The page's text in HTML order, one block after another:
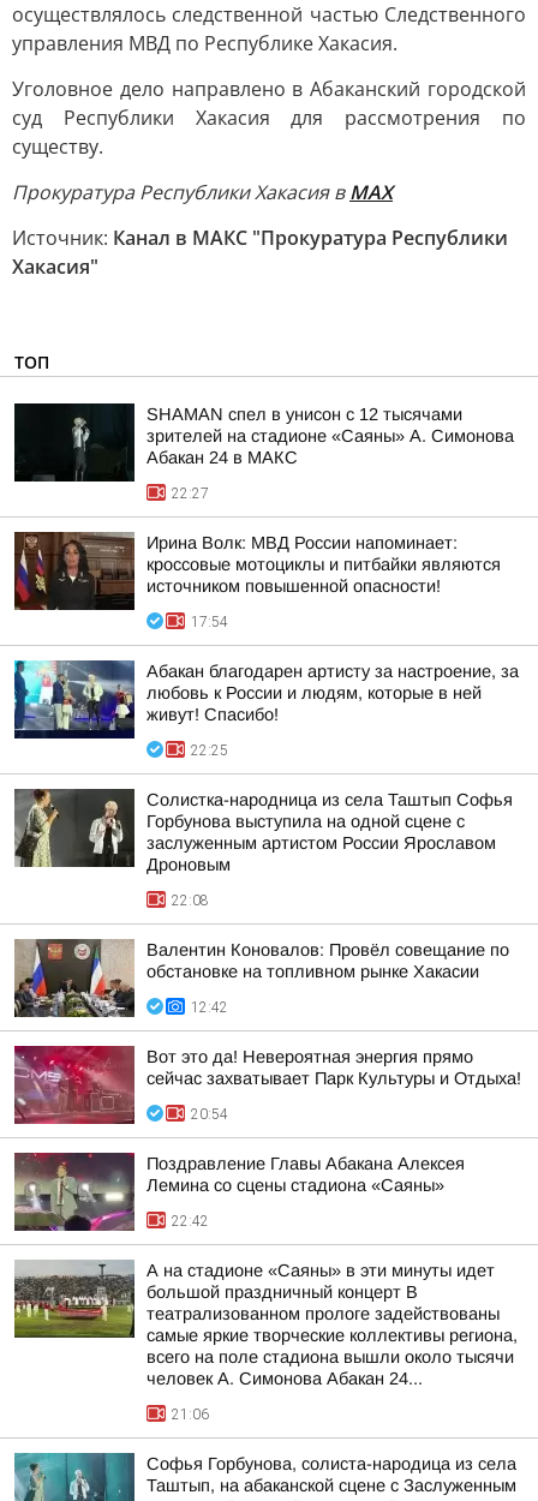
осуществлялось следственной частью Следственного
управления МВД по Республике Хакасия.
Уголовное дело направлено в Абаканский городской
суд Республики Хакасия для рассмотрения по
существу.
Прокуратура Республики Хакасия вМАХ
Источник: Канал в МАКС "Прокуратура Республики
Хакасия"
ТОП
SHAMAN спел в унисон с 12 тысячами
зрителей на стадионе «Саяны» А. Симонова
Абакан 24 в МАКС
22:27
Ирина Волк: МВД России напоминает:
кроссовые мотоциклы и питбайки являются
источником повышенной опасности!
17:54
Абакан благодарен артисту за настроение, за
любовь к России и людям, которые в ней
живут! Спасибо!
22:25
Солистка-народница из села Таштып Софья
Горбунова выступила на одной сцене с
заслуженным артистом России Ярославом
Дроновым
22:08
Валентин Коновалов: Провёл совещание по
обстановке на топливном рынке Хакасии
12:42
Вот это да! Невероятная энергия прямо
сейчас захватывает Парк Культуры и Отдыха!
20:54
Поздравление Главы Абакана Алексея
Лемина со сцены стадиона «Саяны»
22:42
А на стадионе «Саяны» в эти минуты идет
большой праздничный концерт В
театрализованном прологе задействованы
самые яркие творческие коллективы региона,
всего на поле стадиона вышли около тысячи
человек А. Симонова Абакан 24...
21:06
Софья Горбунова, солиста-народица из села
Таштып, на абаканской сцене с Заслуженным